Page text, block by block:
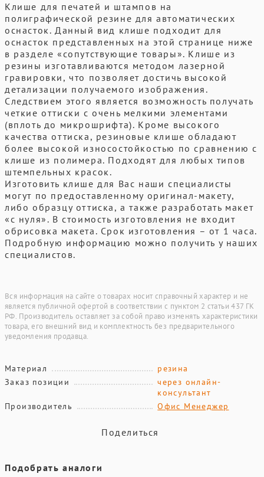
Клише для печатей и штампов на
полиграфической резине для автоматических
оснасток. Данный вид клише подходит для
оснасток представленных на этой странице ниже
в разделе «сопутствующие товары». Клише из
резины изготавливаются методом лазерной
гравировки, что позволяет достичь высокой
детализации получаемого изображения.
Следствием этого является возможность получать
четкие оттиски с очень мелкими элементами
(вплоть до микрошрифта). Кроме высокого
качества оттиска, резиновые клише обладают
более высокой износостойкостью по сравнению с
клише из полимера. Подходят для любых типов
штемпельных красок.
Изготовить клише для Вас наши специалисты
могут по предоставленному оригинал-макету,
либо образцу оттиска, а также разработать макет
«с нуля». В стоимость изготовления не входит
обрисовка макета. Срок изготовления – от 1 часа.
Подробную информацию можно получить у наших
специалистов.
Вся информация на сайте о товарах носит справочный характер и не
является публичной офертой в соответствии с пунктом 2 статьи 437 ГК
РФ. Производитель оставляет за собой право изменять характеристики
товара, его внешний вид и комплектность без предварительного
уведомления продавца.
Материал
резина
Заказ позиции
через онлайн-
консультант
Производитель
Офис Менеджер
Поделиться
Подобрать аналоги